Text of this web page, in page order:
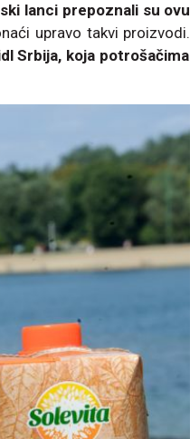
lanci prepoznali su ovu
upravo takvi proizvodi.
Srbija, koja potrošačima